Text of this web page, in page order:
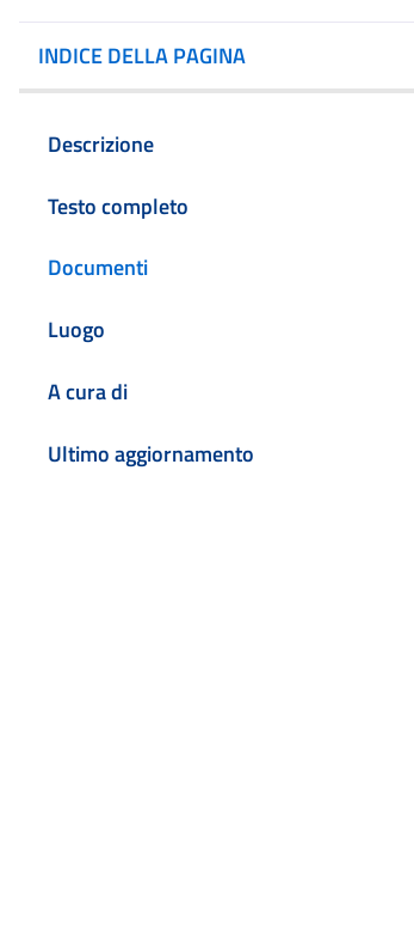
INDICE DELLA PAGINA
Descrizione
Testo completo
Documenti
Luogo
A cura di
Ultimo aggiornamento